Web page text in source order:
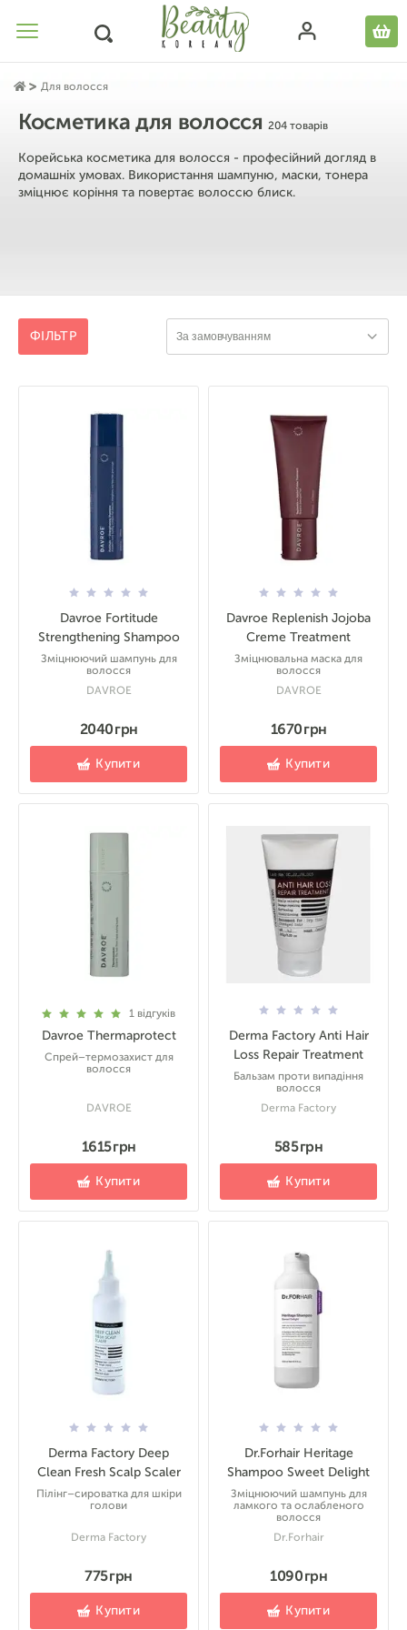
Для волосся
Косметика для волосся 204 товарів
Корейська косметика для волосся - професійний догляд в
домашніх умовах. Використання шампуню, маски, тонера
зміцнює коріння та повертає волоссю блиск.
ФІЛЬТР За замовчуванням
Davroe Fortitude
Strengthening Shampoo
Зміцнюючий шампунь для
волосся
DAVROE
2040 грн
Купити
Davroe Replenish Jojoba
Creme Treatment
Зміцнювальна маска для
волосся
DAVROE
1670 грн
Купити
1 відгуків
Davroe Thermaprotect
Спрей–термозахист для
волосся
DAVROE
1615 грн
Купити
Derma Factory Anti Hair
Loss Repair Treatment
Бальзам проти випадіння
волосся
Derma Factory
585 грн
Купити
Derma Factory Deep
Clean Fresh Scalp Scaler
Пілінг–сироватка для шкіри
голови
Derma Factory
775 грн
Купити
Dr.Forhair Heritage
Shampoo Sweet Delight
Зміцнюючий шампунь для
ламкого та ослабленого
волосся
Dr.Forhair
1090 грн
Купити